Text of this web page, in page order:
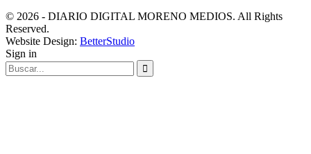
© 2026 - DIARIO DIGITAL MORENO MEDIOS. All Rights
Reserved.
Website Design: BetterStudio
Sign in